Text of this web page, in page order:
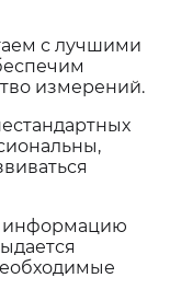
с лучшими
измерений.
информацию